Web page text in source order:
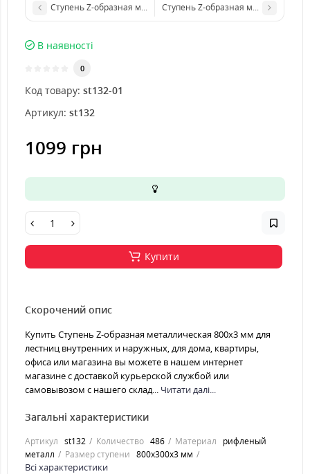
Ступень Z-образная металлическая 600x4 мм
Ступень Z-образная
В наявності
0
Код товару: st132-01
Артикул: st132
1099 грн
Купити
Скорочений опис
Купить Ступень Z-образная металлическая 800x3 мм для
лестниц внутренних и наружных, для дома, квартиры,
офиса или магазина вы можете в нашем интернет
магазине с доставкой курьерской службой или
самовывозом с нашего склад... Читати далі...
Загальні характеристики
Артикул st132 Количество 486 Материал
рифленый
металл
Размер ступени 800x300x3 мм
Всі характеристики